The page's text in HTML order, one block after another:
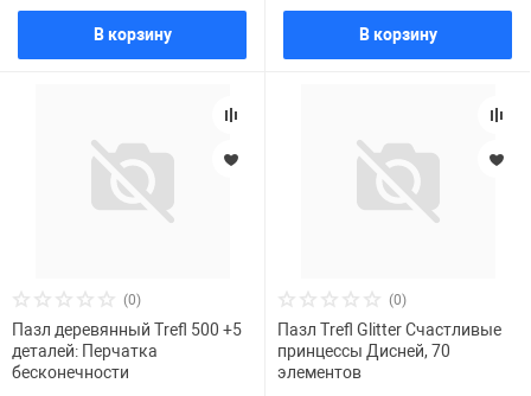
В корзину В корзину
(0)
Пазл деревянный Trefl 500 +5
деталей: Перчатка
бесконечности
(0)
Пазл Trefl Glitter Счастливые
принцессы Дисней, 70
элементов